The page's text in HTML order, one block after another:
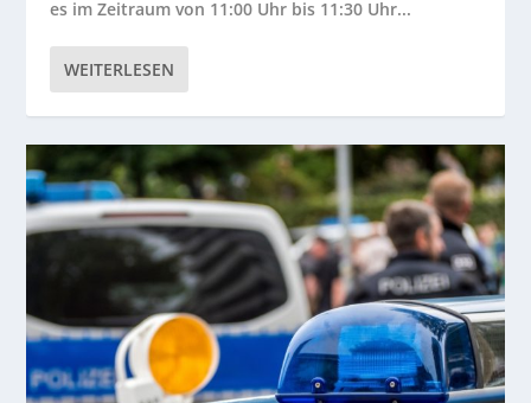
es im Zeitraum von 11:00 Uhr bis 11:30 Uhr...
WEITERLESEN